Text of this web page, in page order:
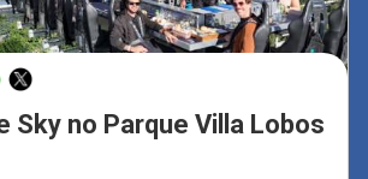
Sky no Parque Villa Lobos